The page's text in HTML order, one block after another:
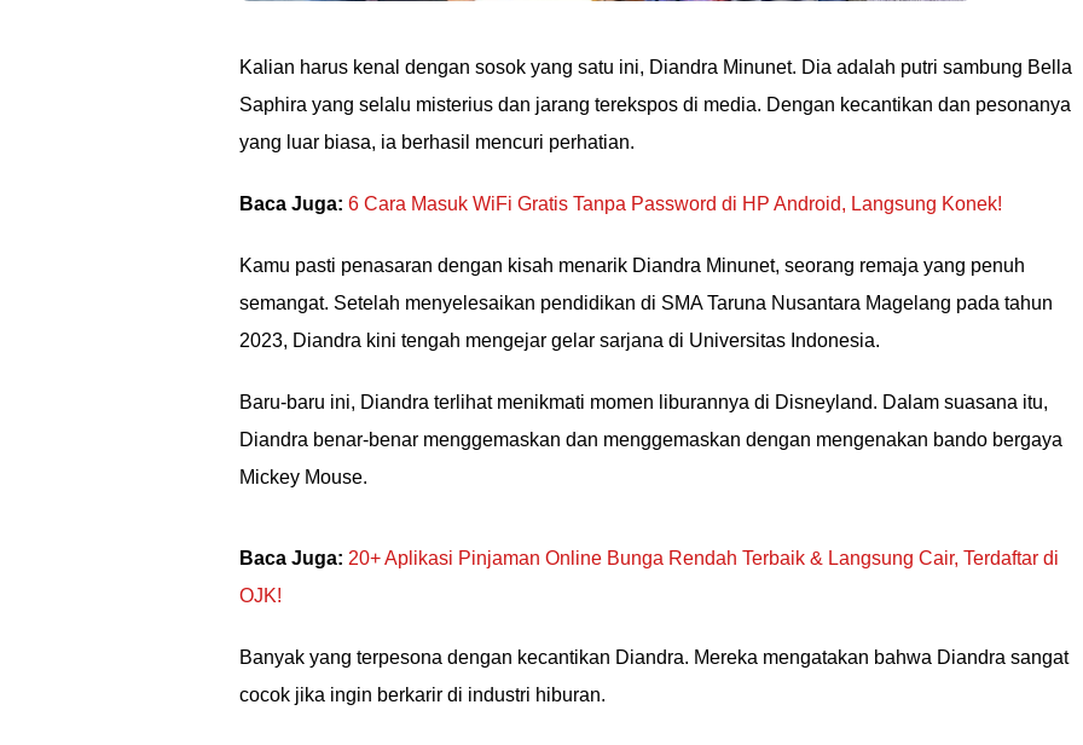
Kalian harus kenal dengan sosok yang satu ini, Diandra Minunet. Dia adalah putri sambung Bella
Saphira yang selalu misterius dan jarang terekspos di media. Dengan kecantikan dan pesonanya
yang luar biasa, ia berhasil mencuri perhatian.
Baca Juga: 6 Cara Masuk WiFi Gratis Tanpa Password di HP Android, Langsung Konek!
Kamu pasti penasaran dengan kisah menarik Diandra Minunet, seorang remaja yang penuh
semangat. Setelah menyelesaikan pendidikan di SMA Taruna Nusantara Magelang pada tahun
2023, Diandra kini tengah mengejar gelar sarjana di Universitas Indonesia.
Baru-baru ini, Diandra terlihat menikmati momen liburannya di Disneyland. Dalam suasana itu,
Diandra benar-benar menggemaskan dan menggemaskan dengan mengenakan bando bergaya
Mickey Mouse.
Baca Juga: 20+ Aplikasi Pinjaman Online Bunga Rendah Terbaik & Langsung Cair, Terdaftar di
OJK!
Banyak yang terpesona dengan kecantikan Diandra. Mereka mengatakan bahwa Diandra sangat
cocok jika ingin berkarir di industri hiburan.